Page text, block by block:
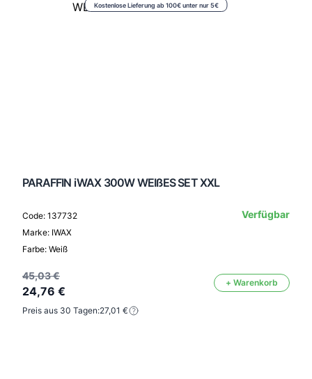
Kostenlose Lieferung ab 100€ unter nur 5€
PARAFFIN iWAX 300W WEIßES SET XXL
Code: 137732
Marke: IWAX
Farbe: Weiß
Verfügbar
45,03 €
24,76 €
+ Warenkorb
Preis aus 30 Tagen:27,01 €